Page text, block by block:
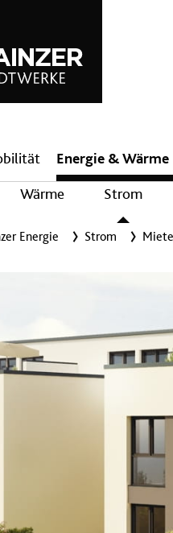
Energie & Wärme
Wärme Strom
Energie Strom